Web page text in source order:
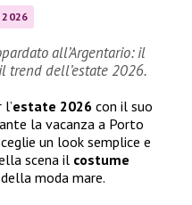
2026
all’Argentario: il
trend dell’estate 2026.
estate 2026 con il suo
la vacanza a Porto
un look semplice e
scena il costume
moda mare.